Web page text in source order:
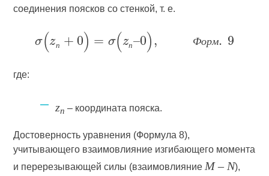
соединения поясков со стенкой, т. е.
Ф о рм
где:
zп – координата пояска.
Достоверность уравнения (Формула 8),
учитывающего взаимовлияние изгибающего момента
и перерезывающей силы (взаимовлияние М – N),